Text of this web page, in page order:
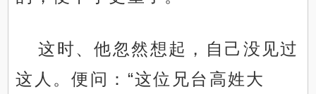
这时、他忽然想起，自己没见过
这人。便问：“这位兄台高姓大